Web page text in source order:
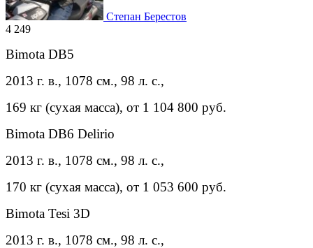
Степан Берестов
4 249
Bimota DB5
2013 г. в., 1078 см., 98 л. с.,
169 кг (сухая масса), от 1 104 800 руб.
Bimota DB6 Delirio
2013 г. в., 1078 см., 98 л. с.,
170 кг (сухая масса), от 1 053 600 руб.
Bimota Tesi 3D
2013 г. в., 1078 см., 98 л. с.,